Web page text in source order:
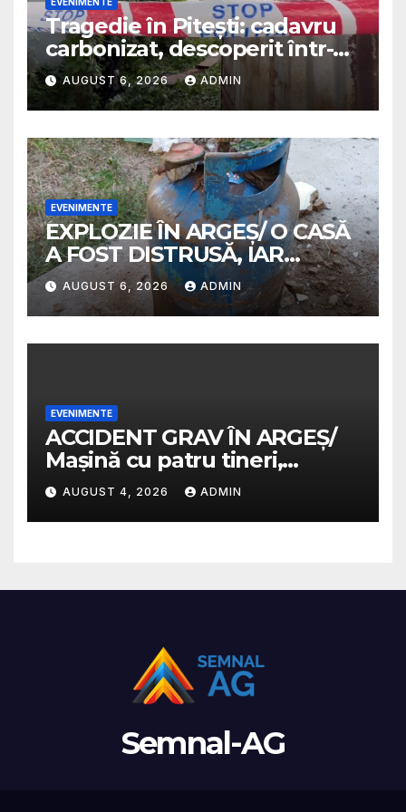
Tragedie în Pitești: cadavru
carbonizat, descoperit într-o
casă abandonată
AUGUST 6, 2026 ADMIN
EVENIMENTE
EXPLOZIE ÎN ARGEȘ/ O CASĂ
A FOST DISTRUSĂ, IAR
PROPRIETARA A SUFERIT
ARSURI GRAVE
AUGUST 6, 2026 ADMIN
EVENIMENTE
ACCIDENT GRAV ÎN ARGEȘ/
Mașină cu patru tineri,
răsturnată pe un câmp la
Micești/ Doi sunt în stare
gravă
AUGUST 4, 2026 ADMIN
Semnal-AG